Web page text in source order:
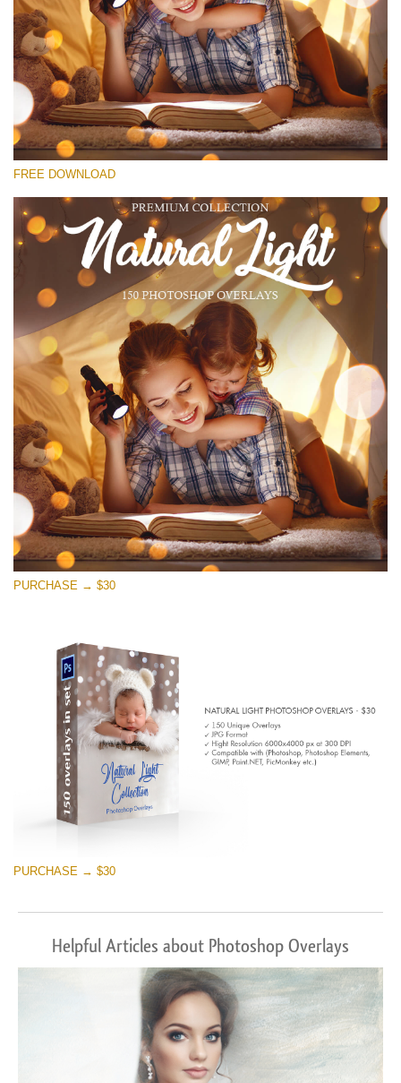
कृपया चुने
Free Bokeh Overlay #14
Small 800*533px
Natural Cozy Bokeh
(150 Overlays)
Luxury Wedding
(373 Overlays)
Large 6000*4000px
Entire Collection
(1783 Overlays)
Large 6000*4000px
मुफ्त डाउनलोड
FREE DOWNLOAD
PURCHASE → $30
PURCHASE → $30
Helpful Articles about Photoshop Overlays